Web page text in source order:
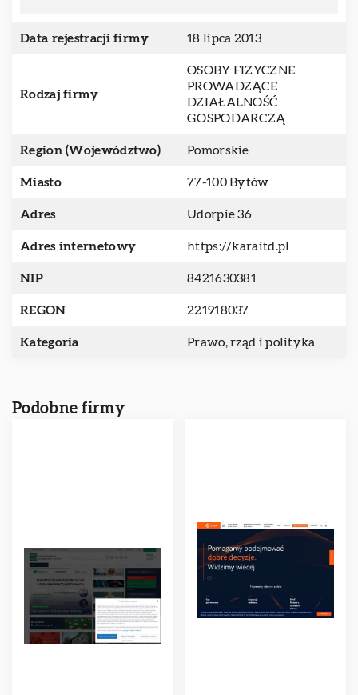
Data rejestracji firmy 18 lipca 2013
Rodzaj firmy
OSOBY FIZYCZNE
PROWADZĄCE
DZIAŁALNOŚĆ
GOSPODARCZĄ
Region (Województwo) Pomorskie
Miasto 77-100 Bytów
Adres Udorpie 36
Adres internetowy https://karaitd.pl
NIP 8421630381
REGON 221918037
Kategoria Prawo, rząd i polityka
Podobne firmy